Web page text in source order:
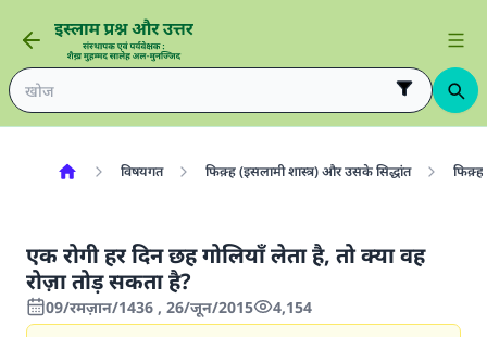
विषयगत फिक़्ह (इसलामी शास्त्र) और उसके सिद्धांत फिक़्ह
एक रोगी हर दिन छह गोलियाँ लेता है, तो क्या वह
रोज़ा तोड़ सकता है?
09/रमज़ान/1436 , 26/जून/2015 4,154